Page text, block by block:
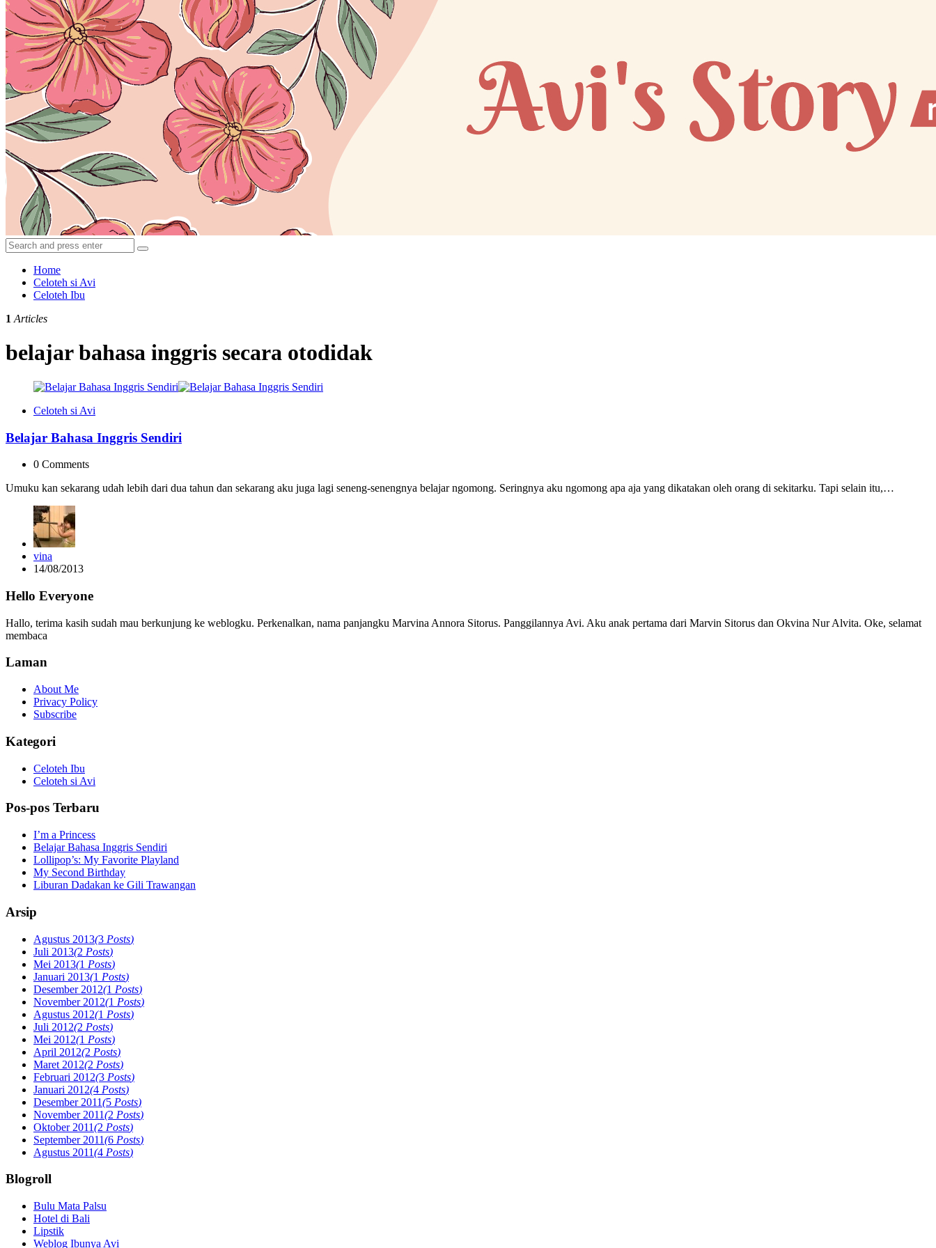
Avi's
Story
Search
Search
for:
Search
Home
Celoteh si Avi
Celoteh Ibu
1 Articles
belajar bahasa inggris secara otodidak
Celoteh si Avi
Belajar Bahasa Inggris Sendiri
0 Comments
Umuku kan sekarang udah lebih dari dua tahun dan sekarang aku juga lagi seneng-senengnya belajar ngomong. Seringnya aku ngomong apa aja yang dikatakan oleh orang di sekitarku. Tapi selain itu,…
Posted
by
vina
14/08/2013
Hello Everyone
Hallo, terima kasih sudah mau berkunjung ke weblogku. Perkenalkan, nama panjangku Marvina Annora Sitorus. Panggilannya Avi. Aku anak pertama dari Marvin Sitorus dan Okvina Nur Alvita. Oke, selamat
membaca
Laman
About Me
Privacy Policy
Subscribe
Kategori
Celoteh Ibu
Celoteh si Avi
Pos-pos Terbaru
I’m a Princess
Belajar Bahasa Inggris Sendiri
Lollipop’s: My Favorite Playland
My Second Birthday
Liburan Dadakan ke Gili Trawangan
Arsip
Agustus 2013(3 Posts)
Juli 2013(2 Posts)
Mei 2013(1 Posts)
Januari 2013(1 Posts)
Desember 2012(1 Posts)
November 2012(1 Posts)
Agustus 2012(1 Posts)
Juli 2012(2 Posts)
Mei 2012(1 Posts)
April 2012(2 Posts)
Maret 2012(2 Posts)
Februari 2012(3 Posts)
Januari 2012(4 Posts)
Desember 2011(5 Posts)
November 2011(2 Posts)
Oktober 2011(2 Posts)
September 2011(6 Posts)
Agustus 2011(4 Posts)
Blogroll
Bulu Mata Palsu
Hotel di Bali
Lipstik
Weblog Ibunya Avi